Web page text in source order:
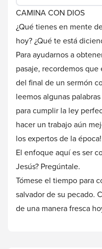
CAMINA CON DIOS
¿Qué tienes en mente
hoy? ¿Qué te está
Para ayudarnos a
pasaje, recordemos
del final de un sermón
leemos algunas
para cumplir la ley
hacer un trabajo aún
los expertos de la época!
El enfoque aquí es ser
Jesús? Pregúntale.
Tómese el tiempo para
salvador de su pecado.
de una manera fresca